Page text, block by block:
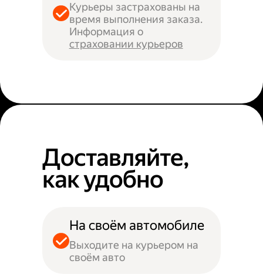
Курьеры застрахованы на
время выполнения заказа.
Информация о
страховании курьеров
Доставляйте,
как удобно
На своём автомобиле
Выходите на курьером на
своём авто